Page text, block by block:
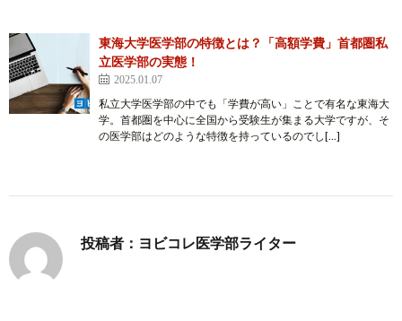
東海大学医学部の特徴とは？「高額学費」首都圏私
立医学部の実態！
2025.01.07
私立大学医学部の中でも「学費が高い」ことで有名な東海大
学。首都圏を中心に全国から受験生が集まる大学ですが、そ
の医学部はどのような特徴を持っているのでし[…]
投稿者：ヨビコレ医学部ライター